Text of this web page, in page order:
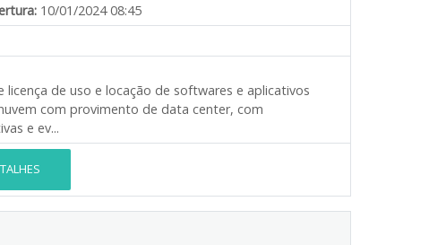
10/01/2024 08:45
de uso e locação de softwares e aplicativos
com provimento de data center, com
e ev...